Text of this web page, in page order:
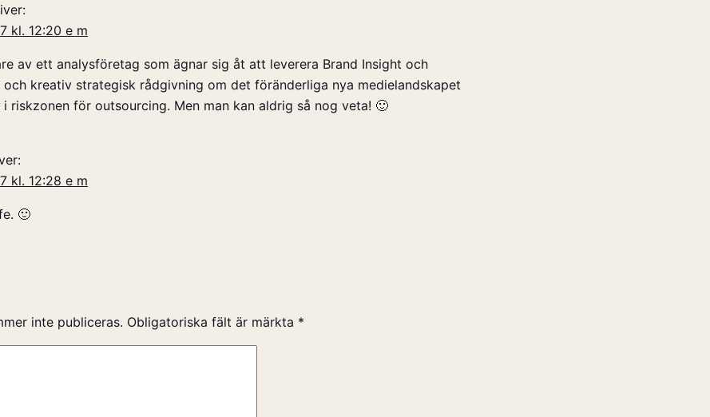
kl. 12:20 e m
av ett analysföretag som ägnar sig åt att leverera Brand Insight och
och kreativ strategisk rådgivning om det föränderliga nya medielandskapet
riskzonen för outsourcing. Men man kan aldrig så nog veta! 🙂
kl. 12:28 e m
🙂
inte publiceras. Obligatoriska fält är märkta *